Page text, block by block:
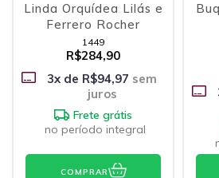
Linda Orquídea Lilás e
Ferrero Rocher
1449
R$284,90
3x de R$94,97 sem
juros
Frete grátis
no período integral
COMPRAR